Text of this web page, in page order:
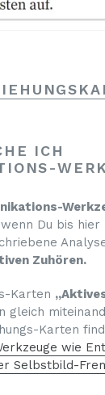
ICH
Du bis hier
Zuhören.
Karten
gleich
Karten
wie
Selbstbild-